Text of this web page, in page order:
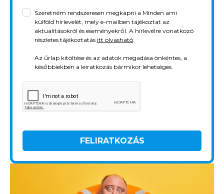
Külföldre költöznék!
Beutazási engedélyek
Online bolt
Rendezvények
Szeretném rendszeresen megkapni a Minden ami
külföld hírlevelét, mely e-mailben tájékoztat az
aktualitásokról és eseményekről. A hírlevélre vonatkozó
részletes tájékoztatás itt olvasható.
Az űrlap kitöltése és az adatok megadása önkéntes, a
későbbiekben a leiratkozás bármikor lehetséges.
FELIRATKOZÁS